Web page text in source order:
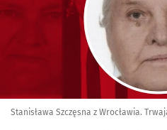
Stanisława Szczęsna z Wrocławia.